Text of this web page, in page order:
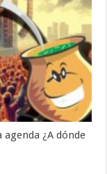
¿A dónde